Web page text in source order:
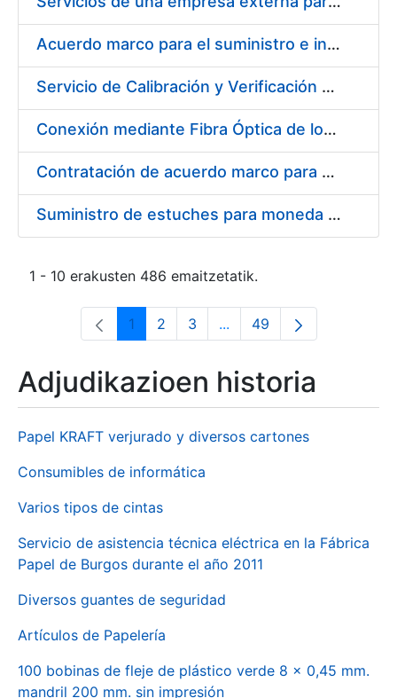
Acuerdo marco para el suministro e instalación de persianas, estores y otros complementos
Servicio de Calibración y Verificación Externa de los Equipos de Medición del Servicio de Prevención de la FNMT-RCM
Conexión mediante Fibra Óptica de los Centros de Proceso de Datos (CPDs) de las sedes de la FNMT-RCM de Burgos y Madrid
Contratación de acuerdo marco para el Suministro de Material de Electricidad para la Fábrica Nacional de Moneda y Timbre-Real Casa de la Moneda en su centro de trabajo de Burgos
Suministro de estuches para moneda de 30 €
1 - 10 erakusten 486 emaitzetatik.
Orrialdea
1 Orrialdea
2 Orrialdea
3 ...Intermediate Pages Use
Orrialdea
49
Adjudikazioen historia
Papel KRAFT verjurado y diversos cartones
Consumibles de informática
Varios tipos de cintas
Servicio de asistencia técnica eléctrica en la Fábrica
Papel de Burgos durante el año 2011
Diversos guantes de seguridad
Artículos de Papelería
100 bobinas de fleje de plástico verde 8 x 0,45 mm.
mandril 200 mm. sin impresión